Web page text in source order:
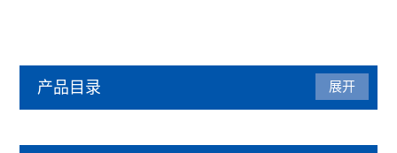
产品目录 展开